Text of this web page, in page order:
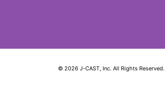
© 2026 J-CAST, Inc. All Rights Reserved.